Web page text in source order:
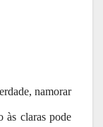
namorar
às claras pode